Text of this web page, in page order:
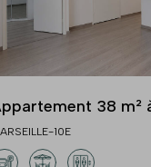
38 m²
10E